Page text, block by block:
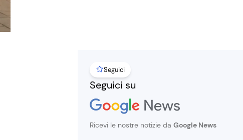
Seguici
Seguici su
Ricevi le nostre notizie da Google News